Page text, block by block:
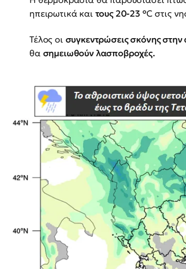
ηπειρωτικά και τους 20-23 °C στις
Τέλος οι συγκεντρώσεις σκόνης
θα σημειωθούν λασποβροχές.